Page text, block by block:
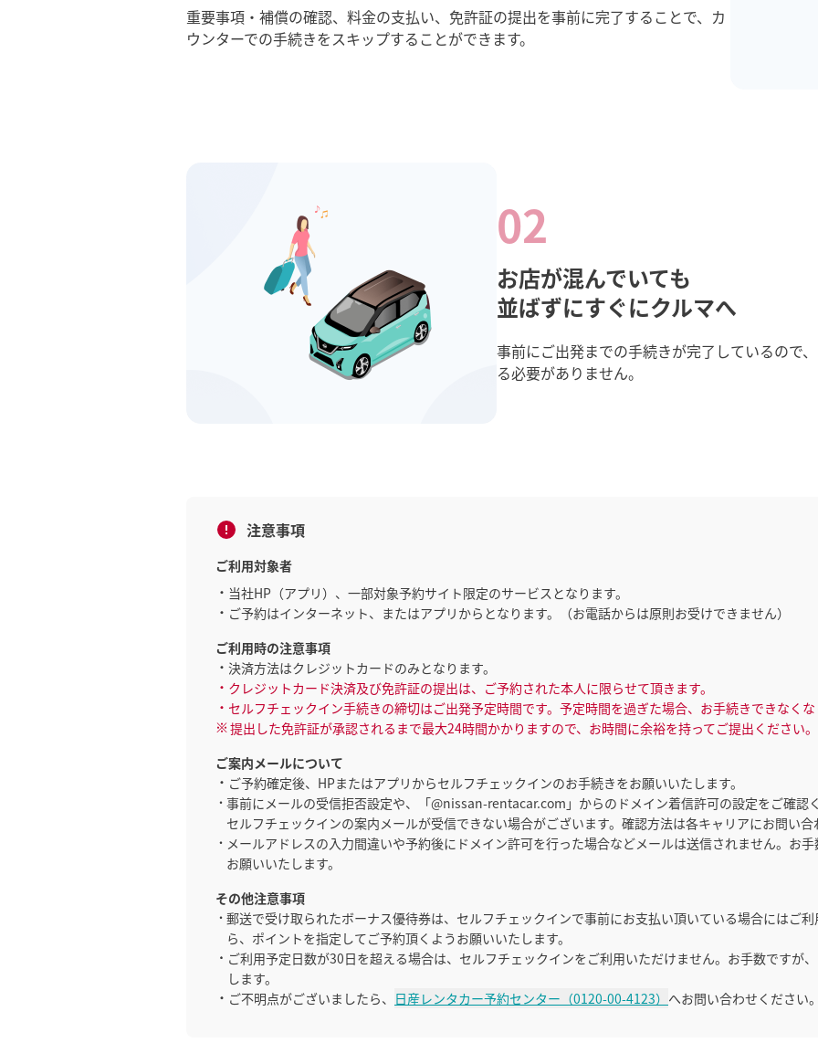
重要事項・補償の確認、料金の支払い、免許証の提出を事前に完了することで、カ
ウンターでの手続きをスキップすることができます。
02
お店が混んでいても
並ばずにすぐにクルマへ
事前にご出発までの手続きが完了しているので
る必要がありません。
注意事項
ご利用対象者
当社HP（アプリ）、一部対象予約サイト限定のサービスとなります。
ご予約はインターネット、またはアプリからとなります。（お電話からは原則お受けできません）
ご利用時の注意事項
決済方法はクレジットカードのみとなります。
クレジットカード決済及び免許証の提出は、ご予約された本人に限らせて頂きます。
セルフチェックイン手続きの締切はご出発予定時間です。予定時間を過ぎた場合、お手続きできなく
提出した免許証が承認されるまで最大24時間かかりますので、お時間に余裕を持ってご提出ください。
ご案内メールについて
ご予約確定後、HPまたはアプリからセルフチェックインのお手続きをお願いいたします。
事前にメールの受信拒否設定や、「@nissan-rentacar.com」からのドメイン着信許可の設定をご確認
セルフチェックインの案内メールが受信できない場合がございます。確認方法は各キャリアにお問い
メールアドレスの入力間違いや予約後にドメイン許可を行った場合などメールは送信されません。お
お願いいたします。
その他注意事項
郵送で受け取られたボーナス優待券は、セルフチェックインで事前にお支払い頂いている場合にはご
ら、ポイントを指定してご予約頂くようお願いいたします。
ご利用予定日数が30日を超える場合は、セルフチェックインをご利用いただけません。お手数ですが
します。
ご不明点がございましたら、 日産レンタカー予約センター（0120-00-4123） へお問い合わせください